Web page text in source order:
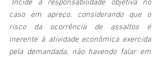
"Incide a responsabilidade objetiva no
caso em apreço, considerando que o
risco da ocorrência de assaltos é
inerente à atividade econômica exercida
pela demandada, não havendo falar em